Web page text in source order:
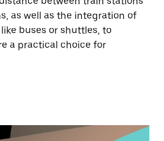
as well as the integration of
buses or shuttles, to
a practical choice for